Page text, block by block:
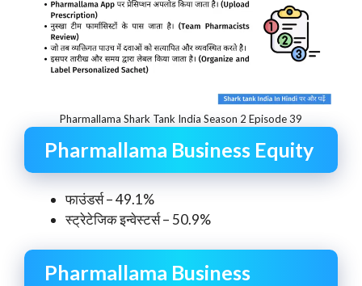
Pharmallama Shark Tank India Season 2 Episode 39
Pharmallama Business Equity
फाउंडर्स – 49.1%
स्ट्रेटेजिक इन्वेस्टर्स – 50.9%
Pharmallama Business